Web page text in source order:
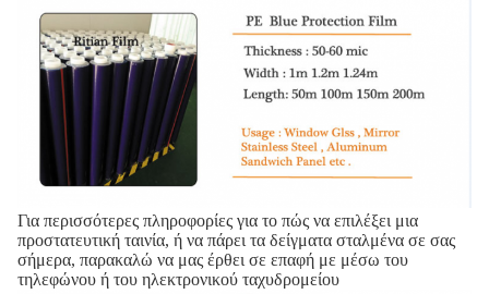
Για περισσότερες πληροφορίες για το πώς να επιλέξει μια
προστατευτική ταινία, ή να πάρει τα δείγματα σταλμένα σε σας
σήμερα, παρακαλώ να μας έρθει σε επαφή με μέσω του
τηλεφώνου ή του ηλεκτρονικού ταχυδρομείου